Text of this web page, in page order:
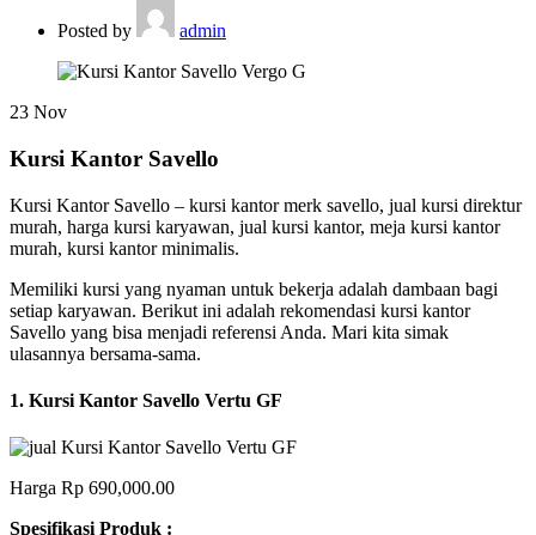
Posted by admin
23 Nov
Kursi Kantor Savello
Kursi Kantor Savello – kursi kantor merk savello, jual kursi direktur
murah, harga kursi karyawan, jual kursi kantor, meja kursi kantor
murah, kursi kantor minimalis.
Memiliki kursi yang nyaman untuk bekerja adalah dambaan bagi
setiap karyawan. Berikut ini adalah rekomendasi kursi kantor
Savello yang bisa menjadi referensi Anda. Mari kita simak
ulasannya bersama-sama.
1. Kursi Kantor Savello Vertu GF
Harga Rp 690,000.00
Spesifikasi Produk :